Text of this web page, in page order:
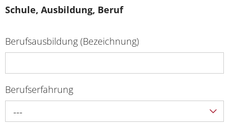
Schule, Ausbildung, Beruf
Berufsausbildung (Bezeichnung)
Berufserfahrung
---